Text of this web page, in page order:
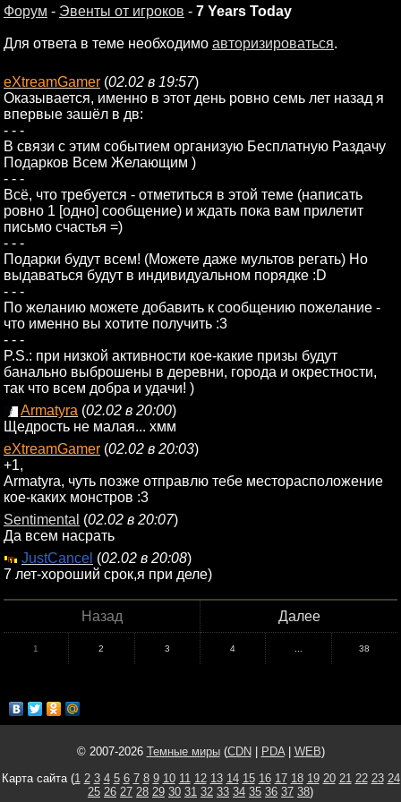
Форум - Эвенты от игроков - 7 Years Today
Для ответа в теме необходимо авторизироваться.
eXtreamGamer (02.02 в 19:57)
Оказывается, именно в этот день ровно семь лет назад я
впервые зашёл в дв:
- - -
В связи с этим событием организую Бесплатную Раздачу
Подарков Всем Желающим )
- - -
Всё, что требуется - отметиться в этой теме (написать
ровно 1 [одно] сообщение) и ждать пока вам прилетит
письмо счастья =)
- - -
Подарки будут всем! (Можете даже мультов регать) Но
выдаваться будут в индивидуальном порядке :D
- - -
По желанию можете добавить к сообщению пожелание -
что именно вы хотите получить :3
- - -
P.S.: при низкой активности кое-какие призы будут
банально выброшены в деревни, города и окрестности,
так что всем добра и удачи! )
Armatyra (02.02 в 20:00)
Щедрость не малая... хмм
eXtreamGamer (02.02 в 20:03)
+1,
Armatyra, чуть позже отправлю тебе месторасположение
кое-каких монстров :3
Sentimental (02.02 в 20:07)
Да всем насрать
JustCancel (02.02 в 20:08)
7 лет-хороший срок,я при деле)
Назад Далее
1 2 3 4 38
© 2007-2026 Темные миры(CDN PDA| WEB)
Карта сайта (1 2 3 4 5 6 7 8 9 10 11 12 13 14 15 16 17 18 19 20 21 22 23 24
25 26 27 28 29 30 31 32 33 34 35 36 37 38)